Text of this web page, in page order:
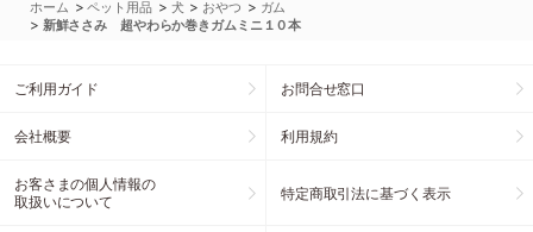
ホーム >ペット用品 > 犬 > おやつ > ガム
> 新鮮ささみ 超やわらか巻きガムミニ１０本
ご利用ガイド お問合せ窓口
会社概要 利用規約
お客さまの個人情報の
取扱いについて
特定商取引法に基づく表示